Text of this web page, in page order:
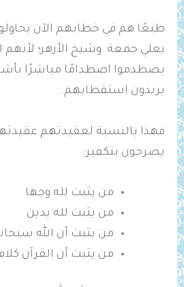
طبعًا هم في خطابهم الآن
بعلي جمعة وشيخ الأزهر؛ لأنهم
يصطدموا اصطدامًا مباشرًا
يريدون استقطابهم.
فهذا بالنسبة لعقيدتهم
يصرحون بتكفير:
من يثبت لله وجها
من يثبت لله يدين
من يثبت أن الله
من يثبت أن القرآن كلام